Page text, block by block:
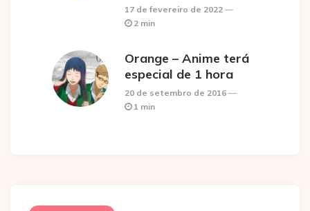
17 de fevereiro de 2022
2 min
Orange – Anime terá
especial de 1 hora
20 de setembro de 2016
1 min